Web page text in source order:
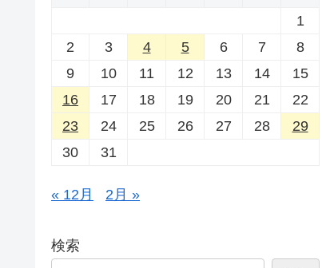
1
2
3 4 5 6 7
8
9
10 11 12 13 14
15
16
17 18 19 20 21
22
23
24 25 26 27 28
29
30
31
« 12月 2月 »
検索